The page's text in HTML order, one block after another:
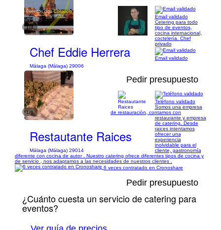
1/4
Chef Eddie Herrera
Málaga (Málaga) 29006
Email validado
Cetering para todo
tipo de eventos,
cocina internacional,
coctelería. Chef
privado
1/6
Pedir presupuesto
Restautante Raices
Málaga (Málaga) 29014
Email validado
Teléfono validado
Somos una empresa
de restauración, contamos con
restaurante y empresa
de catering. Desde
raices intentamos
ofrecer una
experiencia
inolvidable para el
cliente, gastronomía
diferente con cocina de autor . Nuestro catering ofrece diferentes tipos de cocina y
de servicio , nos adaptamos a las necesidades de nuestros clientes .
6 veces contratado en Cronoshare
Pedir presupuesto
¿Cuánto cuesta un servicio de catering para
eventos?